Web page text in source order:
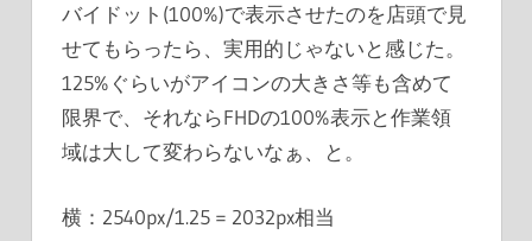
バイドット(100%)で表示させたのを店頭で見
せてもらったら、実用的じゃないと感じた。
125%ぐらいがアイコンの大きさ等も含めて
限界で、それならFHDの100%表示と作業領
域は大して変わらないなぁ、と。
横：2540px/1.25 = 2032px相当